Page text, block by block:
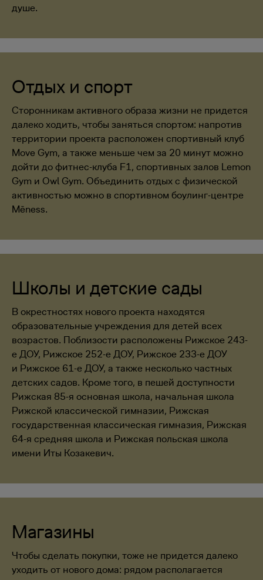
душе.
Отдых и спорт
Сторонникам активного образа жизни не придется
далеко ходить, чтобы заняться спортом: напротив
территории проекта расположен спортивный клуб
Move Gym, а также меньше чем за 20 минут можно
дойти до фитнес-клуба F1, спортивных залов Lemon
Gym и Owl Gym. Объединить отдых с физической
активностью можно в спортивном боулинг-центре
Mēness.
Школы и детские сады
В окрестностях нового проекта находятся
образовательные учреждения для детей всех
возрастов. Поблизости расположены Рижское 243-
е ДОУ, Рижское 252-е ДОУ, Рижское 233-е ДОУ
и Рижское 61-е ДОУ, а также несколько частных
детских садов. Кроме того, в пешей доступности
Рижская 85-я основная школа, начальная школа
Рижской классической гимназии, Рижская
государственная классическая гимназия, Рижская
64-я средняя школа и Рижская польская школа
имени Иты Козакевич.
Магазины
Чтобы сделать покупки, тоже не придется далеко
уходить от нового дома: рядом располагается